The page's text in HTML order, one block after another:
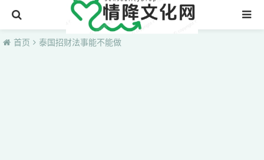
首页
首页 泰国招财法事能不能做